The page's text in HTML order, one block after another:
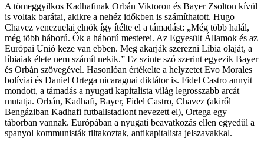
A tömeggyilkos Kadhafinak Orbán Viktoron és Bayer Zsolton kívül
is voltak barátai, akikre a nehéz időkben is számíthatott. Hugo
Chavez venezuelai elnök így ítélte el a támadást: „Még több halál,
még több háború. Ők a háború mesterei. Az Egyesült Államok és az
Európai Unió keze van ebben. Meg akarják szerezni Líbia olaját, a
líbiaiak élete nem számít nekik.” Ez szinte szó szerint egyezik Bayer
és Orbán szövegével. Hasonlóan értékelte a helyzetet Evo Morales
bolíviai és Daniel Ortega nicaraguai diktátor is. Fidel Castro annyit
mondott, a támadás a nyugati kapitalista világ legrosszabb arcát
mutatja. Orbán, Kadhafi, Bayer, Fidel Castro, Chavez (akiről
Bengáziban Kadhafi futballstadiont nevezett el), Ortega egy
táborban vannak. Európában a nyugati beavatkozás ellen egyedül a
spanyol kommunisták tiltakoztak, antikapitalista jelszavakkal.